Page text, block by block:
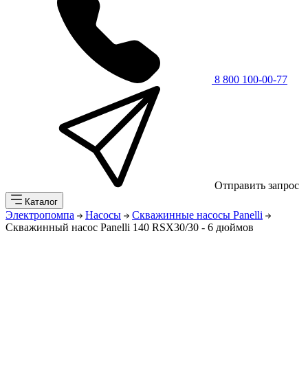
8 800 100-00-77
Отправить запрос
Каталог
Электропомпа Насосы
Скважинные насосы Panelli
Скважинный насос Panelli 140 RSX30/30 - 6 дюймов